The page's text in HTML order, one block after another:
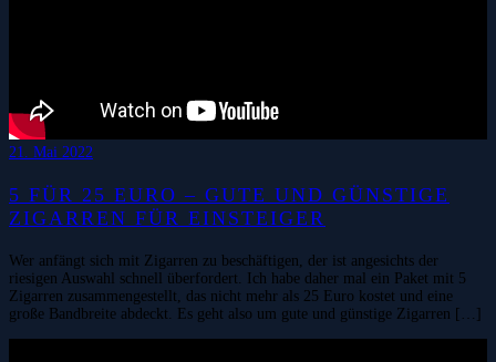
21. Mai 2022
5 FÜR 25 EURO – GUTE UND GÜNSTIGE
ZIGARREN FÜR EINSTEIGER
Wer anfängt sich mit Zigarren zu beschäftigen, der ist angesichts der
riesigen Auswahl schnell überfordert. Ich habe daher mal ein Paket mit 5
Zigarren zusammengestellt, das nicht mehr als 25 Euro kostet und eine
große Bandbreite abdeckt. Es geht also um gute und günstige Zigarren […]